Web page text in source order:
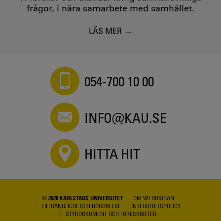
frågor, i nära samarbete med samhället.
LÄS MER
054-700 10 00
INFO@KAU.SE
HITTA HIT
© 2026 KARLSTADS UNIVERSITET
OM WEBBSIDAN
TILLGÄNGLIGHETSREDOGÖRELSE
INTEGRITETSPOLICY
STYRDOKUMENT OCH FÖRESKRIFTER